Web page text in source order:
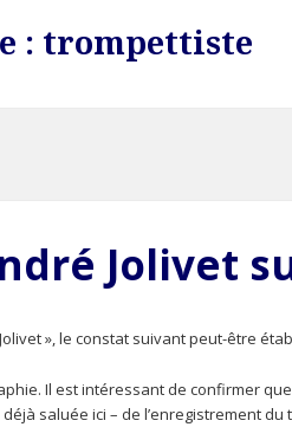
: trompettiste
Jolivet
», le constat suivant peut-être
Il est intéressant de confirmer
saluée ici – de l’enregistrement